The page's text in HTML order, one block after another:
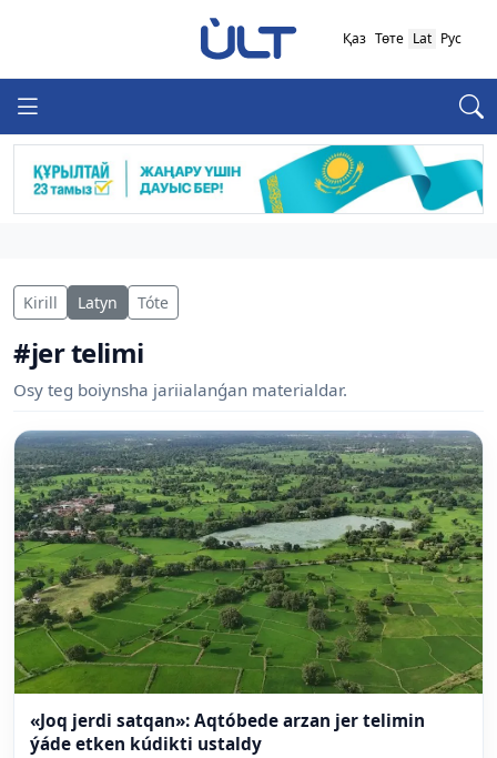
Қаз Төте Lat Рус
Kirill Latyn Tóte
#jer telimi
Osy teg boiynsha jariialanǵan materialdar.
«Joq jerdi satqan»: Aqtóbede arzan jer telimin
ýáde etken kúdikti ustaldy